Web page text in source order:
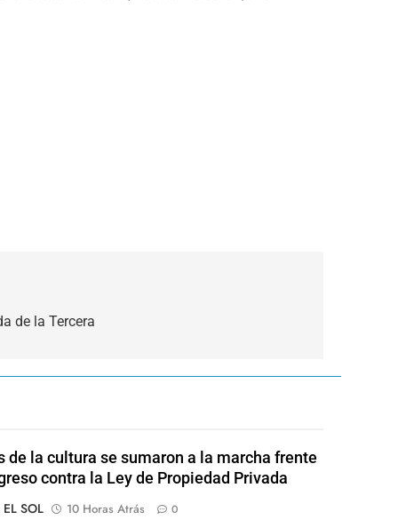
de la Tercera
de la cultura se sumaron a la marcha frente
contra la Ley de Propiedad Privada
SOL
10 Horas Atrás 0